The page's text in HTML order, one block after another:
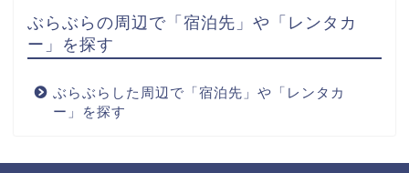
ぶらぶらの周辺で「宿泊先」や「レンタカ
ー」を探す
ぶらぶらした周辺で「宿泊先」や「レンタカ
ー」を探す